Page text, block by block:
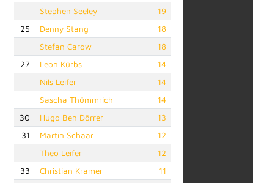
Stephen Seeley
19
25
Denny Stang
18
Stefan Carow
18
27
Leon Kürbs
14
Nils Leifer
14
Sascha Thümmrich
14
30
Hugo Ben Dörrer
13
31
Martin Schaar
12
Theo Leifer
12
33
Christian Kramer
11